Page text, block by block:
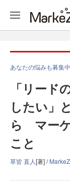
あなたの悩みも募集
「リード
したい」
ら マー
こと
草皆 直人[著] /